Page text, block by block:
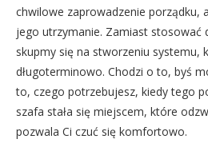
chwilowe zaprowadzenie porządku,
jego utrzymanie. Zamiast stosować
skupmy się na stworzeniu systemu,
długoterminowo. Chodzi o to, byś
to, czego potrzebujesz, kiedy tego
szafa stała się miejscem, które
pozwala Ci czuć się komfortowo.